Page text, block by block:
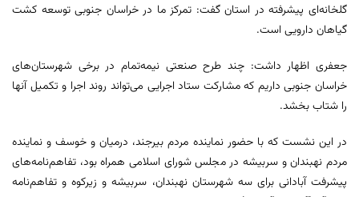
گلخانه‌ای پیشرفته در استان گفت: تمرکز ما در خراسان جنوبی توسعه کشت
گیاهان دارویی است.
جعفری اظهار داشت: چند طرح صنعتی نیمه‌تمام در برخی شهرستان‌های
خراسان جنوبی داریم که مشارکت ستاد اجرایی می‌تواند روند اجرا و تکمیل آنها
را شتاب بخشد.
در این نشست که با حضور نماینده مردم بیرجند، درمیان و خوسف و نماینده
مردم نهبندان و سربیشه در مجلس شورای اسلامی همراه بود، تفاهم‌نامه‌های
پیشرفت آبادانی برای سه شهرستان نهبندان، سربیشه و زیرکوه و تفاهم‌نامه